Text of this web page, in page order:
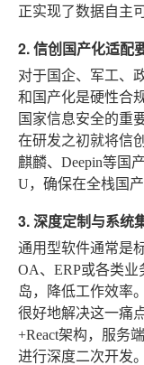
正实现了数据自主
2. 信创国产化适配
对于国企、军工、
和国产化是硬性合
国家信息安全的重
在研发之初就将信
麒麟、Deepin等国
U，确保在全栈国
3. 深度定制与系统
通用型软件通常是
OA、ERP或各类
岛，降低工作效率
很好地解决这一痛
+React架构，服务
进行深度二次开发